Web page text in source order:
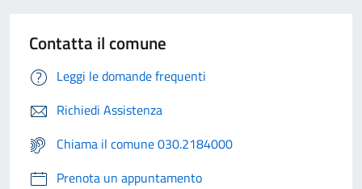
Contatta il comune
Leggi le domande frequenti
Richiedi Assistenza
Chiama il comune 030.2184000
Prenota un appuntamento